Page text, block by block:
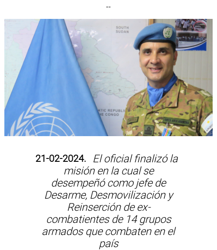
--
21-02-2024.
El oficial finalizó la
misión en la cual se
desempeñó como jefe de
Desarme, Desmovilización y
Reinserción de ex-
combatientes de 14 grupos
armados que combaten en el
país